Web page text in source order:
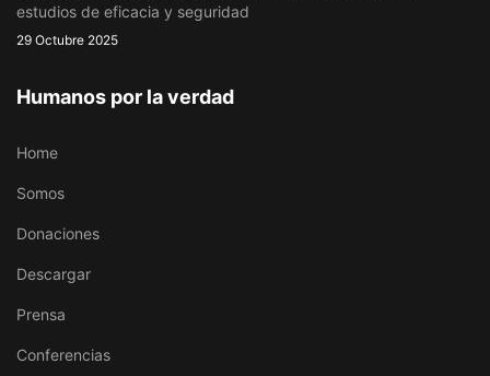
estudios de eficacia y seguridad
29 Octubre 2025
Humanos por la verdad
Home
Somos
Donaciones
Descargar
Prensa
Conferencias